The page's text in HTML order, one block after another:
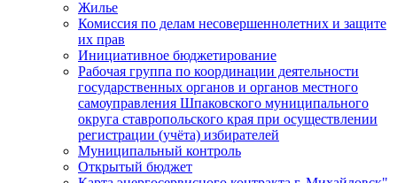
Жилье
Комиссия по делам несовершеннолетних и защите
их прав
Инициативное бюджетирование
Рабочая группа по координации деятельности
государственных органов и органов местного
самоуправления Шпаковского муниципального
округа ставропольского края при осуществлении
регистрации (учёта) избирателей
Муниципальный контроль
Открытый бюджет